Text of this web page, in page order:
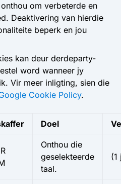
om verbeterde en
Deaktivering van hierdie
beperk en jou
kan deur derdeparty-
word wanneer jy
Vir meer inligting, sien die
Cookie Policy.
Doel
Onthou die
geselekteerde
taal.
(1